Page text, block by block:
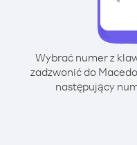
Wybrać numer z
zadzwonić do
następujący